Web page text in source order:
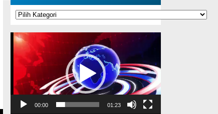
Kategori
Pemutar
Video
00:00 01:23